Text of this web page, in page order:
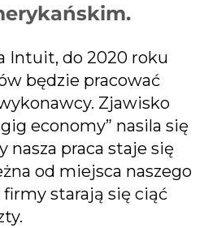
Intuit, do 2020 roku
będzie pracować
Zjawisko
economy” nasila się
nasza praca staje się
od miejsca naszego
firmy starają się ciąć